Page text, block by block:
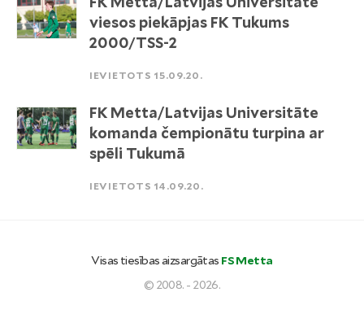
viesos piekāpjas FK Tukums
2000/TSS-2
IEVIETOTS 15.09.20.
FK Metta/Latvijas Universitāte
komanda čempionātu turpina ar
spēli Tukumā
IEVIETOTS 14.09.20.
Visas tiesības aizsargātas FS Metta
© 2008. - 2026.